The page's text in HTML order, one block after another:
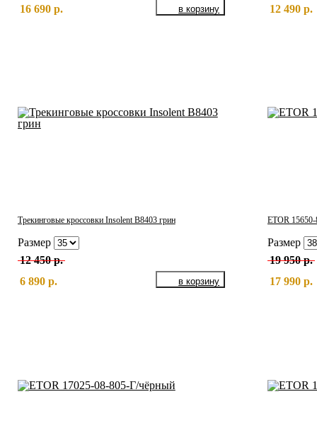
16 690 р. 12 490 р.
Трекинговые кроссовки Insolent B8403 грин
Размер
12 450 р.
6 890 р.
ETOR 15650-
Размер
19 950 р.
17 990 р.